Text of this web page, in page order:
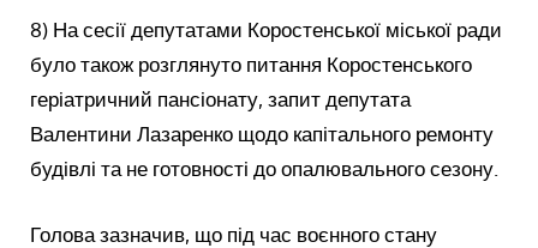
8) На сесії депутатами Коростенської міської ради
було також розглянуто питання Коростенського
геріатричний пансіонату, запит депутата
Валентини Лазаренко щодо капітального ремонту
будівлі та не готовності до опалювального сезону.
Голова зазначив, що під час воєнного стану